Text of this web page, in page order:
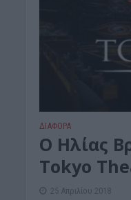
ΔΙΆΦΟΡΑ
Ο Ηλίας
Tokyo
25 Απριλίου 2018